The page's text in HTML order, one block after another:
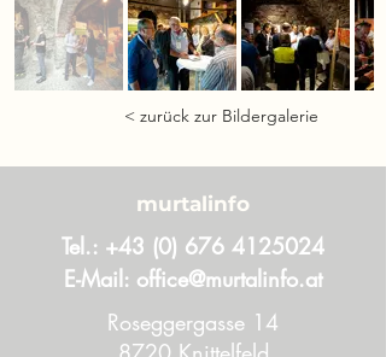
< zurück zur Bildergalerie
murtalinfo
Tel.: +43 (0) 676 4125024
E-Mail: office@murtalinfo.at
Roseggergasse 14